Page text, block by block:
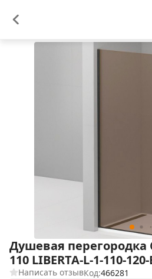
Душевая перегородка
110 LIBERTA-L-1-110-
Написать отзывКод:466281